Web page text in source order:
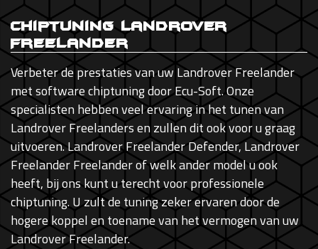
Chiptuning Landrover
Freelander
Verbeter de prestaties van uw Landrover Freelander
met software chiptuning door Ecu-Soft. Onze
specialisten hebben veel ervaring in het tunen van
Landrover Freelanders en zullen dit ook voor u graag
uitvoeren. Landrover Freelander Defender, Landrover
Freelander Freelander of welk ander model u ook
heeft, bij ons kunt u terecht voor professionele
chiptuning. U zult de tuning zeker ervaren door de
hogere koppel en toename van het vermogen van uw
Landrover Freelander.